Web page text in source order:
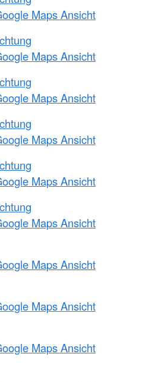
Maps Ansicht
Maps Ansicht
Maps Ansicht
Maps Ansicht
Maps Ansicht
Maps Ansicht
Maps Ansicht
Maps Ansicht
Maps Ansicht